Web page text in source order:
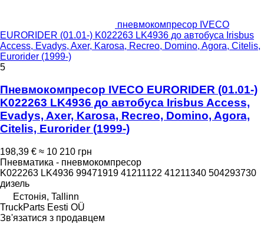
пневмокомпресор IVECO
EURORIDER (01.01-) K022263 LK4936 до автобуса Irisbus
Access, Evadys, Axer, Karosa, Recreo, Domino, Agora, Citelis,
Eurorider (1999-)
5
Пневмокомпресор IVECO EURORIDER (01.01-)
K022263 LK4936 до автобуса Irisbus Access,
Evadys, Axer, Karosa, Recreo, Domino, Agora,
Citelis, Eurorider (1999-)
198,39 € ≈ 10 210 грн
Пневматика - пневмокомпресор
K022263 LK4936 99471919 41211122 41211340 504293730
дизель
Естонія, Tallinn
TruckParts Eesti OÜ
Зв'язатися з продавцем